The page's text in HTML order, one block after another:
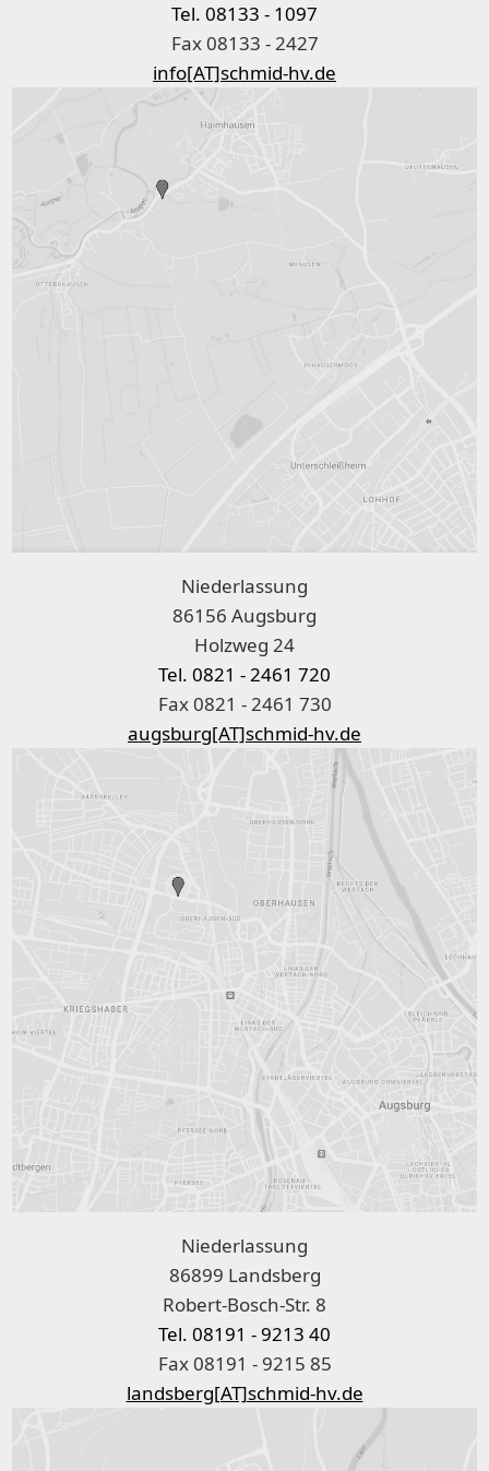
Tel. 08133 - 1097
Fax 08133 - 2427
info[AT]schmid-hv.de
Niederlassung
86156 Augsburg
Holzweg 24
Tel. 0821 - 2461 720
Fax 0821 - 2461 730
augsburg[AT]schmid-hv.de
Niederlassung
86899 Landsberg
Robert-Bosch-Str. 8
Tel. 08191 - 9213 40
Fax 08191 - 9215 85
landsberg[AT]schmid-hv.de